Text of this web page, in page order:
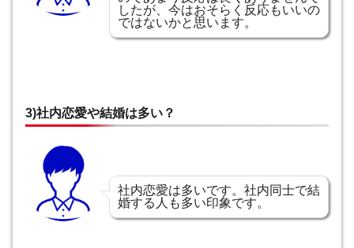
したが、今はおそらく反応もいいの
ではないかと思います。
3)社内恋愛や結婚は多い？
社内恋愛は多いです。社内同士で結
婚する人も多い印象です。